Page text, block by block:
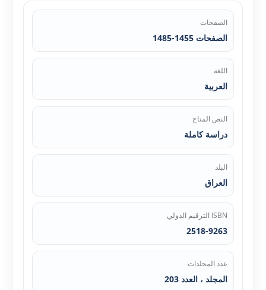
الصفحات
الصفحات 1455-1485
اللغة
العربية
النص المتاح
دراسة كاملة
البلد
العراق
ISBN الترقيم الدولي
2518-9263
عدد المجلدات
المجلد ، العدد 203